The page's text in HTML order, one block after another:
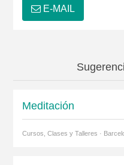
E-MAIL
Meditación
Cursos, Clases y Talleres ·